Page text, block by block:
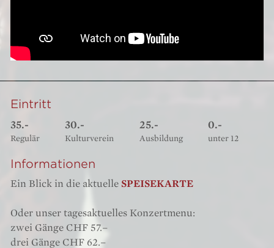
Eintritt
35.-
Regulär
30.-
Kulturverein
25.-
Ausbildung
0.-
unter 12
Informationen
Ein Blick in die aktuelle SPEISEKARTE
Oder unser tagesaktuelles Konzertmenu:
zwei Gänge CHF 57.–
drei Gänge CHF 62.–